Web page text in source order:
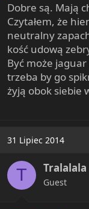
Dobre są. Mają
Czytałem, że
neutralny
kość udową
Być może
trzeba by go
żyją obok siebie
31 Lipiec 2014
T Tralalala
Guest